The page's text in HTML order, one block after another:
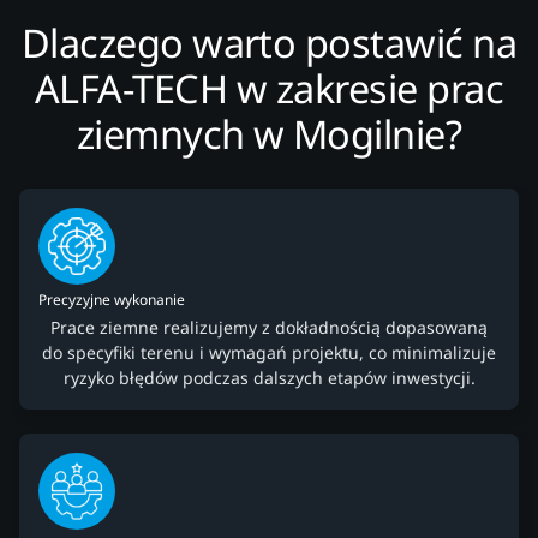
Dlaczego warto postawić na
ALFA-TECH w zakresie prac
ziemnych w Mogilnie?
Precyzyjne wykonanie
Prace ziemne realizujemy z dokładnością dopasowaną
do specyfiki terenu i wymagań projektu, co minimalizuje
ryzyko błędów podczas dalszych etapów inwestycji.